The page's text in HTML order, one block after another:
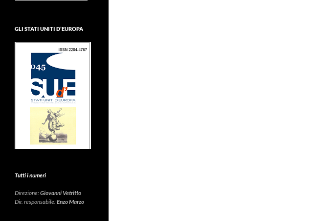
GLI STATI UNITI D’EUROPA
Tutti i numeri
Direzione:Giovanni Vetritto
Dir. responsabile:Enzo Marzo